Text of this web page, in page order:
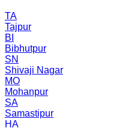
TA
Tajpur
BI
Bibhutpur
SN
Shivaji Nagar
MO
Mohanpur
SA
Samastipur
HA